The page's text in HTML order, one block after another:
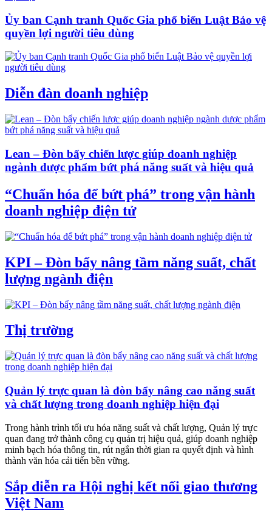
Ủy ban Cạnh tranh Quốc Gia phổ biến Luật Bảo vệ
quyền lợi người tiêu dùng
Diễn đàn doanh nghiệp
Lean – Đòn bẩy chiến lược giúp doanh nghiệp
ngành dược phẩm bứt phá năng suất và hiệu quả
“Chuẩn hóa để bứt phá” trong vận hành
doanh nghiệp điện tử
KPI – Đòn bẩy nâng tầm năng suất, chất
lượng ngành điện
Thị trường
Quản lý trực quan là đòn bẩy nâng cao năng suất
và chất lượng trong doanh nghiệp hiện đại
Trong hành trình tối ưu hóa năng suất và chất lượng, Quản lý trực
quan đang trở thành công cụ quản trị hiệu quả, giúp doanh nghiệp
minh bạch hóa thông tin, rút ngắn thời gian ra quyết định và hình
thành văn hóa cải tiến bền vững.
Sắp diễn ra Hội nghị kết nối giao thương
Việt Nam